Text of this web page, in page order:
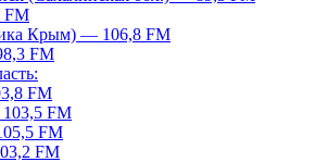
FM
Крым) — 106,8 FM
FM
FM
FM
FM
FM